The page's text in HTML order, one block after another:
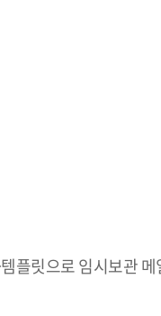
릿으로 임시보관